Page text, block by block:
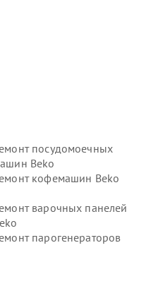
посудомоечных
Beko
кофемашин Beko
варочных панелей
парогенераторов
морозильных камер